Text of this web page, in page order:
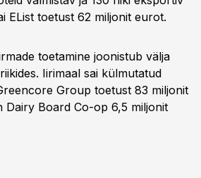
EList toetust 62 miljonit eurot.
toetamine joonistub välja
Iirimaal sai külmutatud
Group toetust 83 miljonit
Dairy Board Co-op 6,5 miljonit